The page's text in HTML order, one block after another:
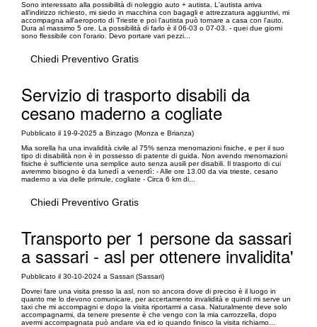
Sono interessato alla possibilità di noleggio auto + autista. L'autista arriva
all'indirizzo richiesto, mi siedo in macchina con bagagli e attrezzatura aggiuntivi, mi
accompagna all'aeroporto di Trieste e poi l'autista può tornare a casa con l'auto.
Dura al massimo 5 ore. La possibilità di farlo è il 06-03 o 07-03. - quei due giorni
sono flessibile con l'orario. Devo portare vari pezzi...
Chiedi Preventivo Gratis
Servizio di trasporto disabili da
cesano maderno a cogliate
Pubblicato il 19-9-2025 a Binzago (Monza e Brianza)
Mia sorella ha una invalidità civile al 75% senza menomazioni fisiche, e per il suo
tipo di disabilità non è in possesso di patente di guida. Non avendo menomazioni
fisiche è sufficiente una semplice auto senza ausili per disabili. Il trasporto di cui
avremmo bisogno è da lunedì a venerdì: - Alle ore 13.00 da via trieste, cesano
maderno a via delle primule, cogliate - Circa 6 km di...
Chiedi Preventivo Gratis
Transporto per 1 persone da sassari
a sassari - asl per ottenere invalidita'
Pubblicato il 30-10-2024 a Sassari (Sassari)
Dovrei fare una visita presso la asl, non so ancora dove di preciso è il luogo in
quanto me lo devono comunicare, per accertamento invalidità e quindi mi serve un
taxi che mi accompagni e dopo la visita riportarmi a casa. Naturalmente deve solo
accompagnarmi, da tenere presente è che vengo con la mia carrozzella, dopo
avermi accompagnata può andare via ed io quando finisco la visita richiamo...